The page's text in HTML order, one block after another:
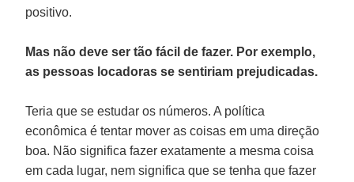
positivo.
Mas não deve ser tão fácil de fazer. Por exemplo,
as pessoas locadoras se sentiriam prejudicadas.
Teria que se estudar os números. A política
econômica é tentar mover as coisas em uma direção
boa. Não significa fazer exatamente a mesma coisa
em cada lugar, nem significa que se tenha que fazer